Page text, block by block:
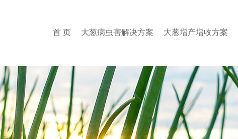
首 页 大葱病虫害解决方案 大葱增产增收方案